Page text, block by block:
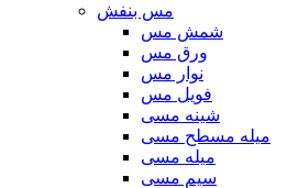
مس بنفش
شمش مس
ورق مس
نوار مس
فویل مس
شینه مسی
میله مسطح مسی
میله مسی
سیم مسی